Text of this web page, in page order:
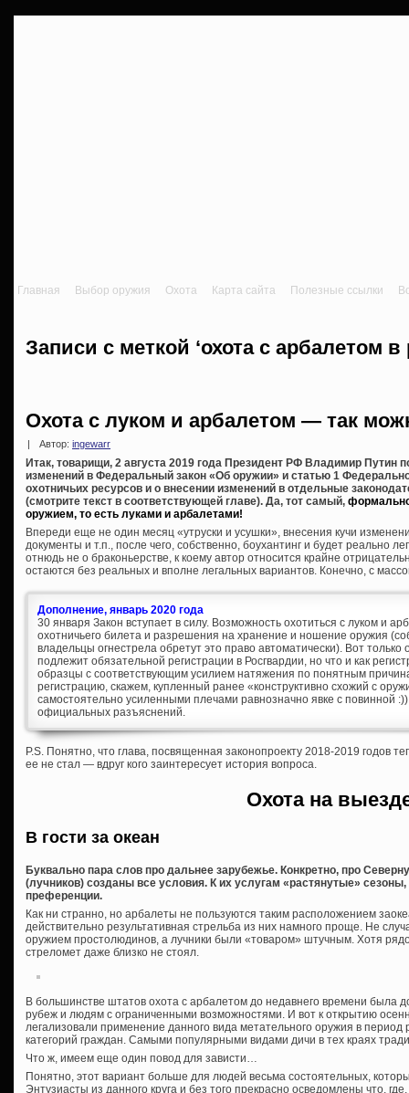
Главная Выбор оружия Охота Карта сайта Полезные ссылки
Записи с меткой ‘охота с арбалетом в
Охота с луком и арбалетом — так
Автор: ingewarr
Итак, товарищи, 2 августа 2019 года Президент РФ Владимир
изменений в Федеральный закон «Об оружии» и статью 1
охотничьих ресурсов и о внесении изменений в отдельные
(смотрите текст в соответствующей главе). Да, тот самый,
оружием, то есть луками и арбалетами!
Впереди еще не один месяц «утруски и усушки», внесения кучи
документы и т.п., после чего, собственно, боухантинг и будет реально
отнюдь не о браконьерстве, к коему автор относится крайне
остаются без реальных и вполне легальных вариантов. Конечно, с
Дополнение, январь 2020 года
30 января Закон вступает в силу. Возможность охотиться с луком и
охотничьего билета и разрешения на хранение и ношение оружия
владельцы огнестрела обретут это право автоматически). Вот
подлежит обязательной регистрации в Росгвардии, но что и как
образцы с соответствующим усилием натяжения по понятным
регистрацию, скажем, купленный ранее «конструктивно схожий с
самостоятельно усиленными плечами равнозначно явке с повинной
официальных разъяснений.
P.S. Понятно, что глава, посвященная законопроекту 2018-2019 годов
ее не стал — вдруг кого заинтересует история вопроса.
Охота на
В гости за океан
Буквально пара слов про дальнее зарубежье. Конкретно, про
(лучников) созданы все условия. К их услугам «растянутые»
преференции.
Как ни странно, но арбалеты не пользуются таким расположением
действительно результативная стрельба из них намного проще. Не
оружием простолюдинов, а лучники были «товаром» штучным. Хотя
стреломет даже близко не стоял.
В большинстве штатов охота с арбалетом до недавнего времени была
рубеж и людям с ограниченными возможностями. И вот к открытию
легализовали применение данного вида метательного оружия в
категорий граждан. Самыми популярными видами дичи в тех краях
Что ж, имеем еще один повод для зависти…
Понятно, этот вариант больше для людей весьма состоятельных,
Энтузиасты из данного круга и без того прекрасно осведомлены что,